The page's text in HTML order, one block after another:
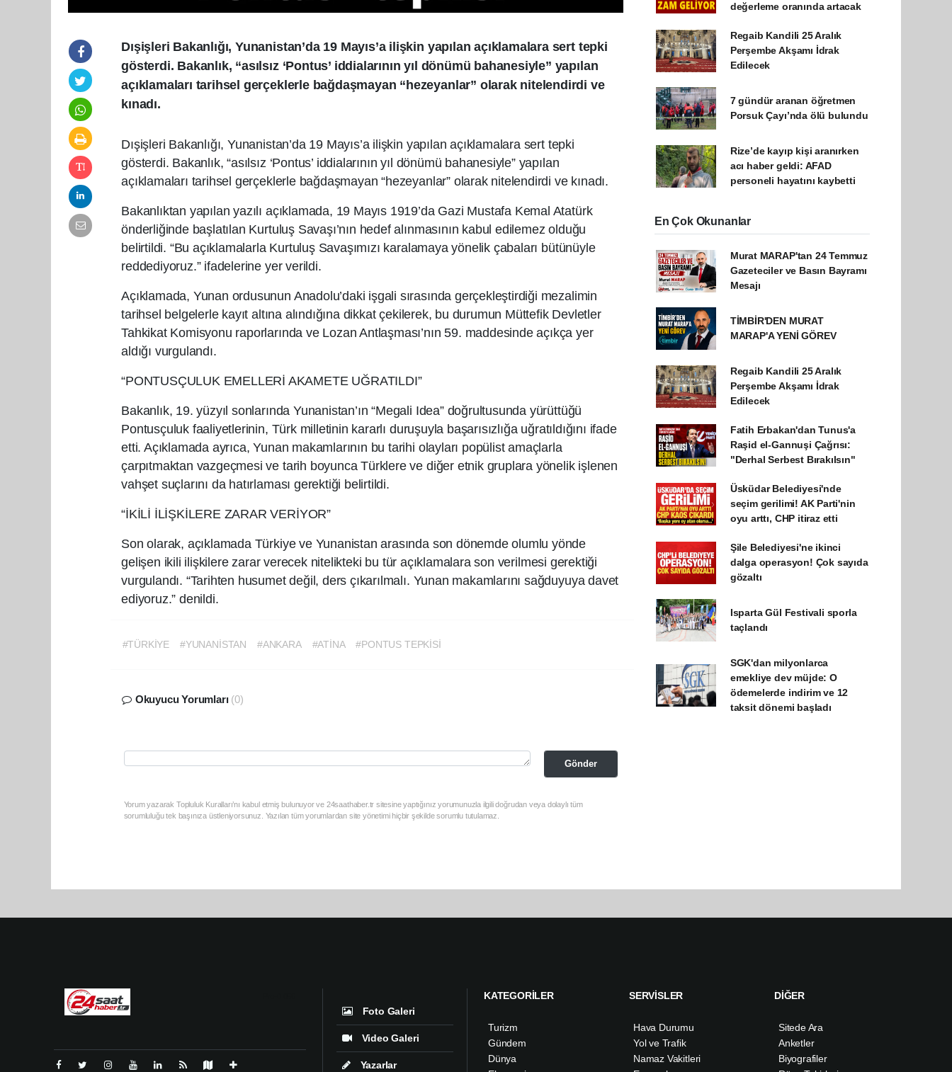
Dışişleri Bakanlığı, Yunanistan’da 19 Mayıs’a ilişkin yapılan açıklamalara sert tepki
gösterdi. Bakanlık, “asılsız ‘Pontus’ iddialarının yıl dönümü bahanesiyle” yapılan
açıklamaları tarihsel gerçeklerle bağdaşmayan “hezeyanlar” olarak nitelendirdi ve
kınadı.
Dışişleri Bakanlığı, Yunanistan’da 19 Mayıs’a ilişkin yapılan açıklamalara sert tepki
gösterdi. Bakanlık, “asılsız ‘Pontus’ iddialarının yıl dönümü bahanesiyle” yapılan
açıklamaları tarihsel gerçeklerle bağdaşmayan “hezeyanlar” olarak nitelendirdi ve kınadı.
Bakanlıktan yapılan yazılı açıklamada, 19 Mayıs 1919’da Gazi Mustafa Kemal Atatürk
önderliğinde başlatılan Kurtuluş Savaşı’nın hedef alınmasının kabul edilemez olduğu
belirtildi. “Bu açıklamalarla Kurtuluş Savaşımızı karalamaya yönelik çabaları bütünüyle
reddediyoruz.” ifadelerine yer verildi.
Açıklamada, Yunan ordusunun Anadolu’daki işgali sırasında gerçekleştirdiği mezalimin
tarihsel belgelerle kayıt altına alındığına dikkat çekilerek, bu durumun Müttefik Devletler
Tahkikat Komisyonu raporlarında ve Lozan Antlaşması’nın 59. maddesinde açıkça yer
aldığı vurgulandı.
“PONTUSÇULUK EMELLERİ AKAMETE UĞRATILDI”
Bakanlık, 19. yüzyıl sonlarında Yunanistan’ın “Megali Idea” doğrultusunda yürüttüğü
Pontusçuluk faaliyetlerinin, Türk milletinin kararlı duruşuyla başarısızlığa uğratıldığını ifade
etti. Açıklamada ayrıca, Yunan makamlarının bu tarihi olayları popülist amaçlarla
çarpıtmaktan vazgeçmesi ve tarih boyunca Türklere ve diğer etnik gruplara yönelik işlenen
vahşet suçlarını da hatırlaması gerektiği belirtildi.
“İKİLİ İLİŞKİLERE ZARAR VERİYOR”
Son olarak, açıklamada Türkiye ve Yunanistan arasında son dönemde olumlu yönde
gelişen ikili ilişkilere zarar verecek nitelikteki bu tür açıklamalara son verilmesi gerektiği
vurgulandı. “Tarihten husumet değil, ders çıkarılmalı. Yunan makamlarını sağduyuya davet
ediyoruz.” denildi.
#TÜRKİYE #YUNANİSTAN #ANKARA #ATİNA #PONTUS TEPKİSİ
Okuyucu Yorumları (0)
Gönder
Yorum yazarak Topluluk Kuralları’nı kabul etmiş bulunuyor ve 24saathaber.tr sitesine yaptığınız yorumunuzla ilgili doğrudan veya dolaylı tüm
sorumluluğu tek başınıza üstleniyorsunuz. Yazılan tüm yorumlardan site yönetimi hiçbir şekilde sorumlu tutulamaz.
değerleme oranında artacak
Regaib Kandili 25 Aralık
Perşembe Akşamı İdrak
Edilecek
7 gündür aranan öğretmen
Porsuk Çayı’nda ölü bulundu
Rize’de kayıp kişi aranırken
acı haber geldi: AFAD
personeli hayatını kaybetti
En Çok Okunanlar
Murat MARAP'tan 24 Temmuz
Gazeteciler ve Basın Bayramı
Mesajı
TİMBİR'DEN MURAT
MARAP'A YENİ GÖREV
Regaib Kandili 25 Aralık
Perşembe Akşamı İdrak
Edilecek
Fatih Erbakan'dan Tunus'a
Raşid el-Gannuşi Çağrısı:
"Derhal Serbest Bırakılsın"
Üsküdar Belediyesi'nde
seçim gerilimi! AK Parti'nin
oyu arttı, CHP itiraz etti
Şile Belediyesi'ne ikinci
dalga operasyon! Çok sayıda
gözaltı
Isparta Gül Festivali sporla
taçlandı
SGK'dan milyonlarca
emekliye dev müjde: O
ödemelerde indirim ve 12
taksit dönemi başladı
Foto Galeri
Video Galeri
Yazarlar
KATEGORİLER
Turizm
Gündem
Dünya
SERVİSLER
Hava Durumu
Yol ve Trafik
Namaz Vakitleri
DİĞER
Sitede Ara
Anketler
Biyografiler